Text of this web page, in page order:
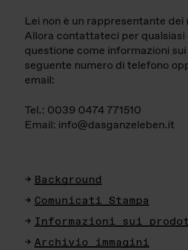
Lei non è un rappresentante dei
Allora contattateci per qualsiasi
questione come informazioni
seguente numero di telefono
email:
Tel.: 0039 0474 771510
Email: info@dasganzeleben.it
Background
Comunicati Stampa
Informazioni sui
Archivio immagini